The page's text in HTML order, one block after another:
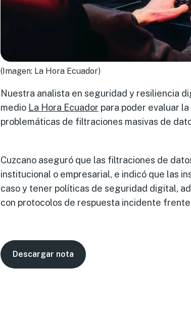
(Imagen: La Hora Ecuador)
Nuestra analista en seguridad y resiliencia
medio La Hora Ecuador para poder evaluar
problemáticas de filtraciones masivas de
Cuzcano aseguró que las filtraciones de
institucional o empresarial, e indicó que las
caso y tener políticas de seguridad digital,
con protocolos de respuesta incidente frente
Descargar nota